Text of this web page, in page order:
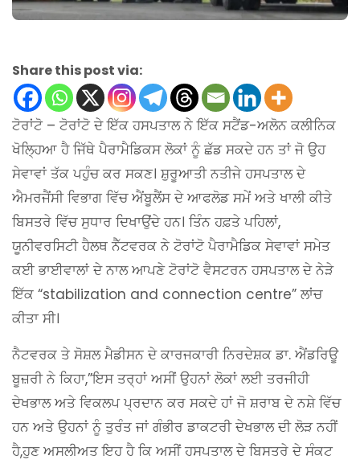
Share this post via:
ਟੋਰਾਂਟੋ – ਟੋਰਾਂਟੋ ਦੇ ਇੱਕ ਹਸਪਤਾਲ ਨੇ ਇੱਕ ਸਟੈਂਡ-ਅਲੋਨ ਕਲੀਨਿਕ
ਖੋਲ੍ਹਿਆ ਹੈ ਜਿੱਥੇ ਪੈਰਾਮੈਡਿਕਸ ਲੋਕਾਂ ਨੂੰ ਛੱਡ ਸਕਦੇ ਹਨ ਤਾਂ ਜੋ ਉਹ
ਸੇਵਾਵਾਂ ਤੱਕ ਪਹੁੰਚ ਕਰ ਸਕਣ। ਸ਼ੁਰੂਆਤੀ ਨਤੀਜੇ ਹਸਪਤਾਲ ਦੇ
ਐਮਰਜੈਂਸੀ ਵਿਭਾਗ ਵਿੱਚ ਐਂਬੂਲੈਂਸ ਦੇ ਆਫਲੋਡ ਸਮੇਂ ਅਤੇ ਖਾਲੀ ਕੀਤੇ
ਬਿਸਤਰੇ ਵਿੱਚ ਸੁਧਾਰ ਦਿਖਾਉਂਦੇ ਹਨ। ਤਿੰਨ ਹਫ਼ਤੇ ਪਹਿਲਾਂ,
ਯੂਨੀਵਰਸਿਟੀ ਹੈਲਥ ਨੈੱਟਵਰਕ ਨੇ ਟੋਰਾਂਟੋ ਪੈਰਾਮੈਡਿਕ ਸੇਵਾਵਾਂ ਸਮੇਤ
ਕਈ ਭਾਈਵਾਲਾਂ ਦੇ ਨਾਲ ਆਪਣੇ ਟੋਰਾਂਟੋ ਵੈਸਟਰਨ ਹਸਪਤਾਲ ਦੇ ਨੇੜੇ
ਇੱਕ “stabilization and connection centre” ਲਾਂਚ
ਕੀਤਾ ਸੀ।
ਨੈਟਵਰਕ ਤੇ ਸੋਸ਼ਲ ਮੈਡੀਸਨ ਦੇ ਕਾਰਜਕਾਰੀ ਨਿਰਦੇਸ਼ਕ ਡਾ. ਐਂਡਰਿਊ
ਬੂਜ਼ਰੀ ਨੇ ਕਿਹਾ,”ਇਸ ਤਰ੍ਹਾਂ ਅਸੀਂ ਉਹਨਾਂ ਲੋਕਾਂ ਲਈ ਤਰਜੀਹੀ
ਦੇਖਭਾਲ ਅਤੇ ਵਿਕਲਪ ਪ੍ਰਦਾਨ ਕਰ ਸਕਦੇ ਹਾਂ ਜੋ ਸ਼ਰਾਬ ਦੇ ਨਸ਼ੇ ਵਿੱਚ
ਹਨ ਅਤੇ ਉਹਨਾਂ ਨੂੰ ਤੁਰੰਤ ਜਾਂ ਗੰਭੀਰ ਡਾਕਟਰੀ ਦੇਖਭਾਲ ਦੀ ਲੋੜ ਨਹੀਂ
ਹੈ,ਹੁਣ ਅਸਲੀਅਤ ਇਹ ਹੈ ਕਿ ਅਸੀਂ ਹਸਪਤਾਲ ਦੇ ਬਿਸਤਰੇ ਦੇ ਸੰਕਟ